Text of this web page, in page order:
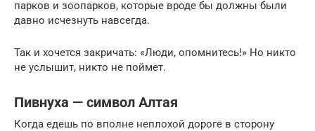
парков и зоопарков, которые вроде бы должны были
давно исчезнуть навсегда.
Так и хочется закричать: «Люди, опомнитесь!» Но никто
не услышит, никто не поймет.
Пивнуха — символ Алтая
Когда едешь по вполне неплохой дороге в сторону